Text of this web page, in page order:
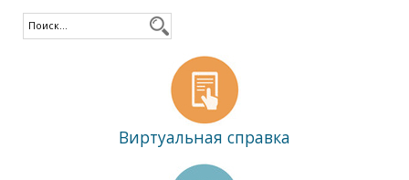
Виртуальная справка